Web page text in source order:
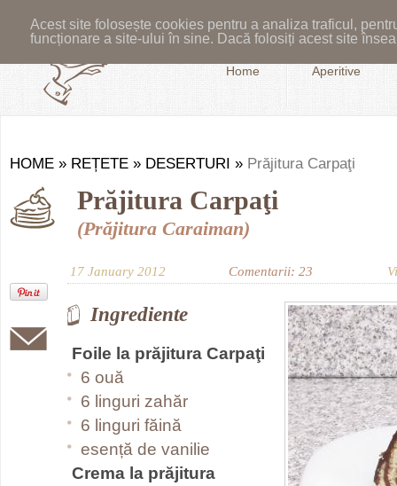
Acest site folosește cookies pentru a analiza traficul,
funcționare a site-ului în sine. Dacă folosiți acest site
Home Aperitive
HOME » REȚETE » DESERTURI » Prăjitura Carpaţi
Prăjitura Carpaţi
(Prăjitura Caraiman)
17 January 2012 Comentarii: 23
Ingrediente
Foile la prăjitura Carpaţi
6 ouă
6 linguri zahăr
6 linguri făină
esență de vanilie
Crema la prăjitura